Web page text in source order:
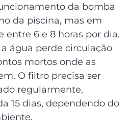
da bomba
da piscina, mas em
entre 6 e 8 horas por dia.
água perde circulação
mortos onde as
O filtro precisa ser
regularmente,
15 dias, dependendo do